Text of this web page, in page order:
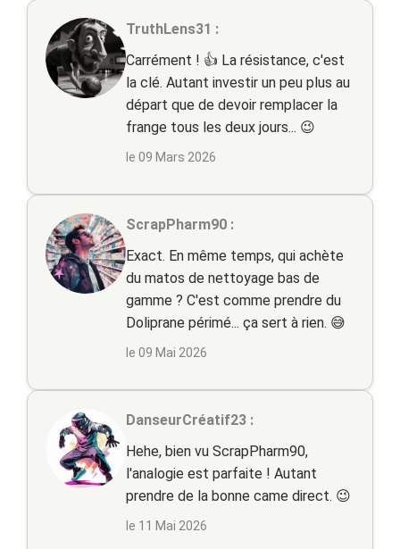
TruthLens31 :
Carrément ! 👍 La résistance, c'est
la clé. Autant investir un peu plus au
départ que de devoir remplacer la
frange tous les deux jours... 😉
le 09 Mars 2026
ScrapPharm90 :
Exact. En même temps, qui achète
du matos de nettoyage bas de
gamme ? C'est comme prendre du
Doliprane périmé... ça sert à rien. 😅
le 09 Mai 2026
DanseurCréatif23 :
Hehe, bien vu ScrapPharm90,
l'analogie est parfaite ! Autant
prendre de la bonne came direct. 😉
le 11 Mai 2026